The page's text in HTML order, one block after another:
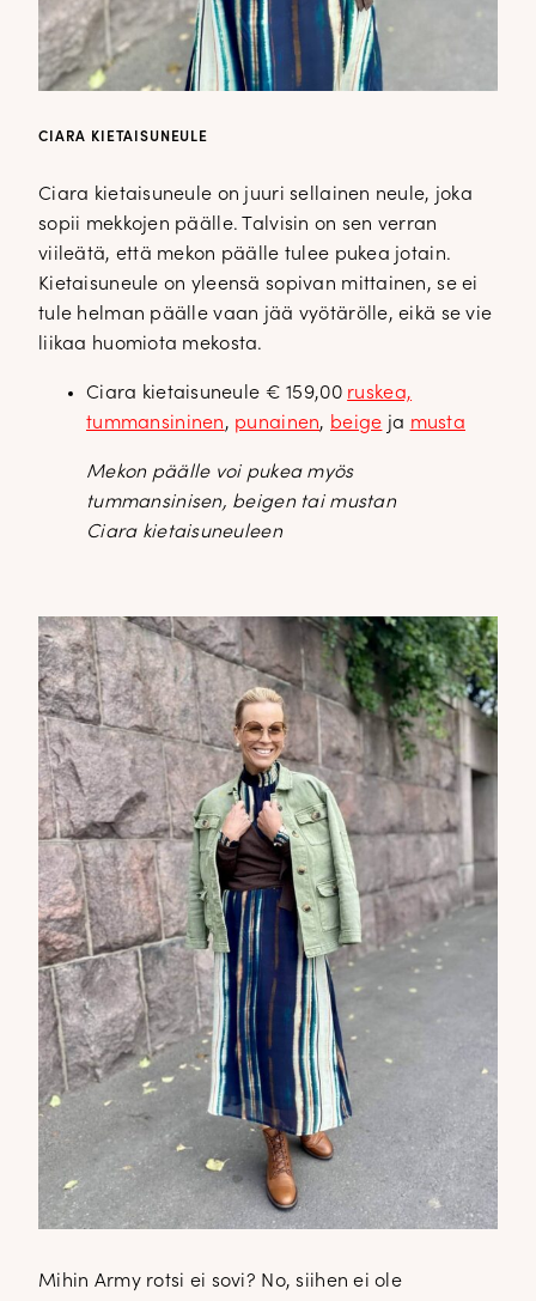
CIARA KIETAISUNEULE
Ciara kietaisuneule on juuri sellainen neule, joka
sopii mekkojen päälle. Talvisin on sen verran
viileätä, että mekon päälle tulee pukea jotain.
Kietaisuneule on yleensä sopivan mittainen, se ei
tule helman päälle vaan jää vyötärölle, eikä se vie
liikaa huomiota mekosta.
Ciara kietaisuneule € 159,00 ruskea,
tummansininen, punainen, beige ja musta
Mekon päälle voi pukea myös
tummansinisen, beigen tai mustan
Ciara kietaisuneuleen
Mihin Army rotsi ei sovi? No, siihen ei ole